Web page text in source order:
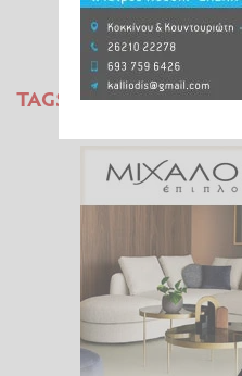
TAGS: ΤΟΥΡΚΙΑ